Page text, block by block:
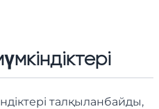
талқыланбайды,